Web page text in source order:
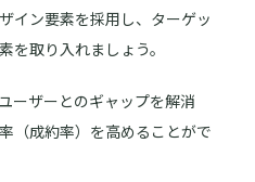
イン要素を採用し、ターゲッ
を取り入れましょう。
ーザーとのギャップを解消
（成約率）を高めることがで